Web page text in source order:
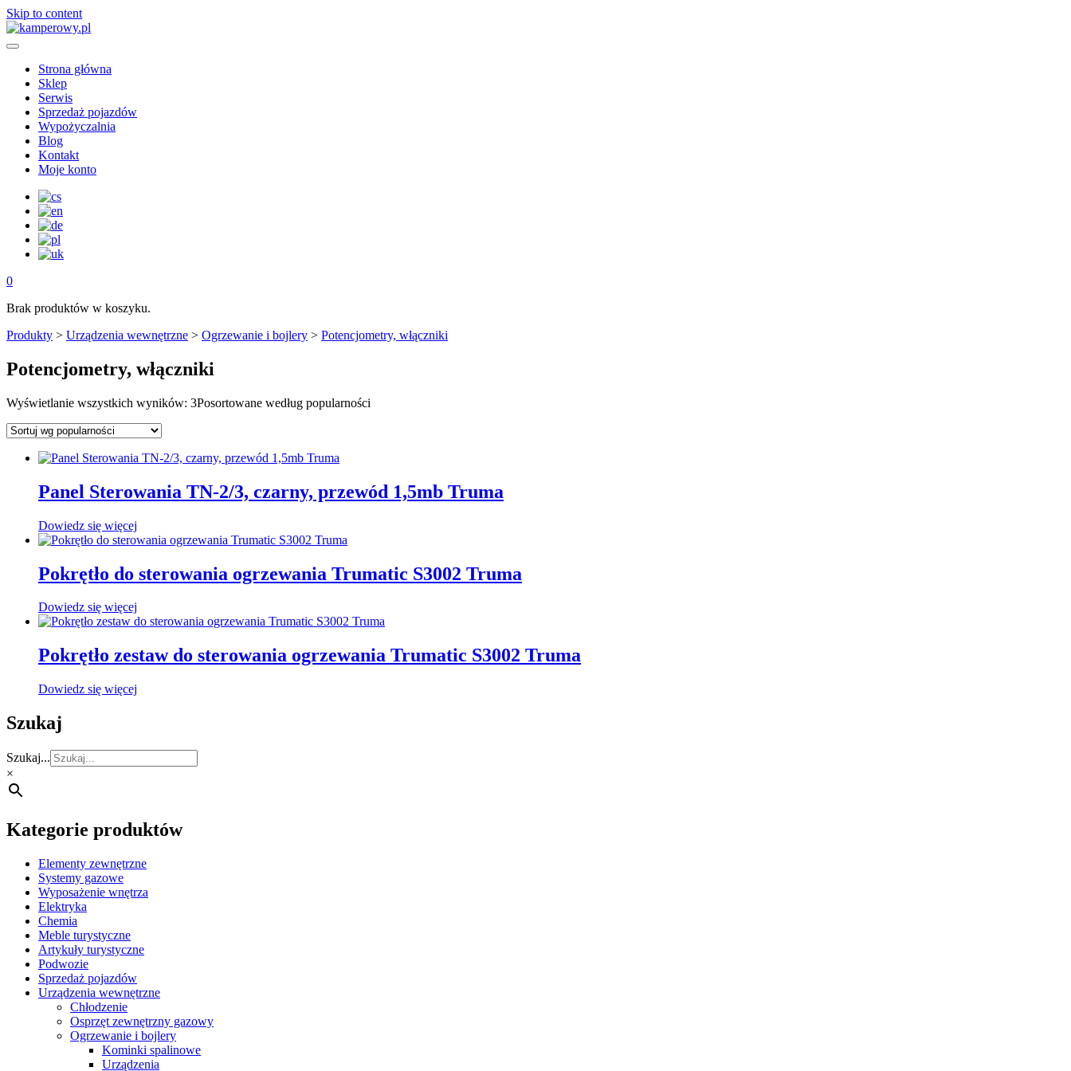
Skip to content
Strona główna
Sklep
Serwis
Sprzedaż pojazdów
Wypożyczalnia
Blog
Kontakt
Moje konto
0
Brak produktów w koszyku.
Produkty > Urządzenia wewnętrzne > Ogrzewanie i bojlery > Potencjometry, włączniki
Potencjometry, włączniki
Wyświetlanie wszystkich wyników: 3Posortowane według popularności
Panel Sterowania TN-2/3, czarny, przewód 1,5mb Truma
Dowiedz się więcej
Pokrętło do sterowania ogrzewania Trumatic S3002 Truma
Dowiedz się więcej
Pokrętło zestaw do sterowania ogrzewania Trumatic S3002 Truma
Dowiedz się więcej
Szukaj
Szukaj...
×
Kategorie produktów
Elementy zewnętrzne
Systemy gazowe
Wyposażenie wnętrza
Elektryka
Chemia
Meble turystyczne
Artykuły turystyczne
Podwozie
Sprzedaż pojazdów
Urządzenia wewnętrzne
Chłodzenie
Osprzęt zewnętrzny gazowy
Ogrzewanie i bojlery
Kominki spalinowe
Urządzenia